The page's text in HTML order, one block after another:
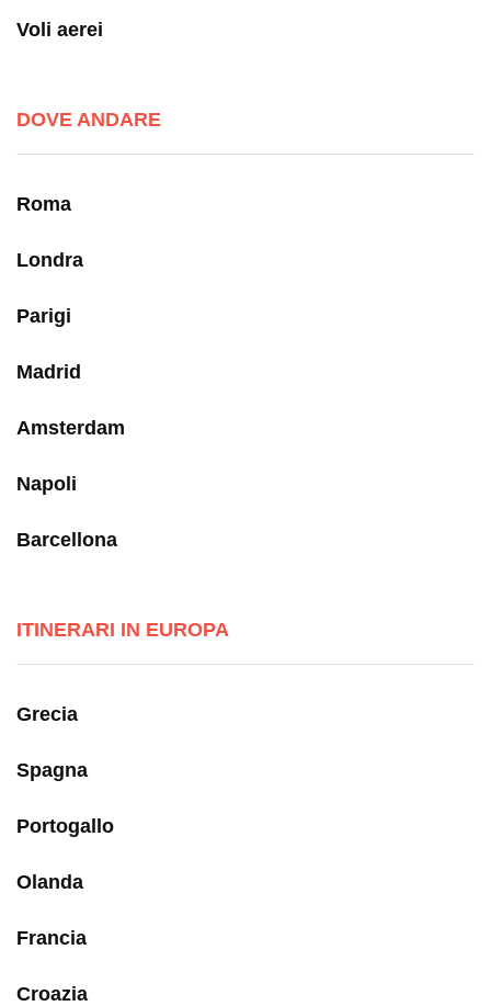
Voli aerei
DOVE ANDARE
Roma
Londra
Parigi
Madrid
Amsterdam
Napoli
Barcellona
ITINERARI IN EUROPA
Grecia
Spagna
Portogallo
Olanda
Francia
Croazia